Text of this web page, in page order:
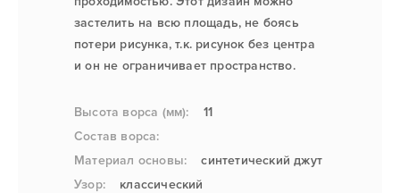
застелить на всю площадь, не боясь
потери рисунка, т.к. рисунок без центра
и он не ограничивает пространство.
Высота ворса (мм):
11
Состав ворса:
Материал основы:
синтетический джут
Узор:
классический